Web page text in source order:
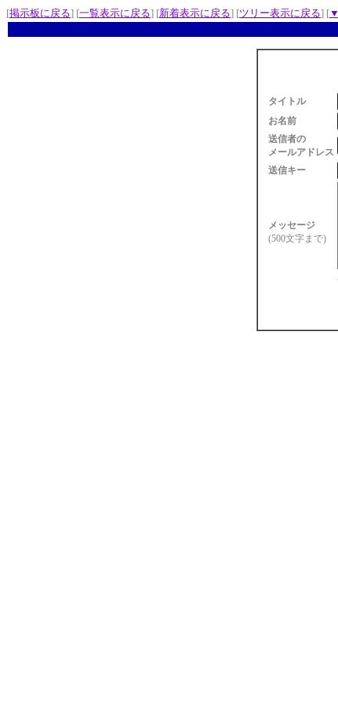
[掲示板に戻る] [一覧表示に戻る] [新着表示に戻る] [ツリー表示に戻る] [▼
タイトル
お名前
送信者の
メールアドレス
送信キー
メッセージ
(500文字まで)